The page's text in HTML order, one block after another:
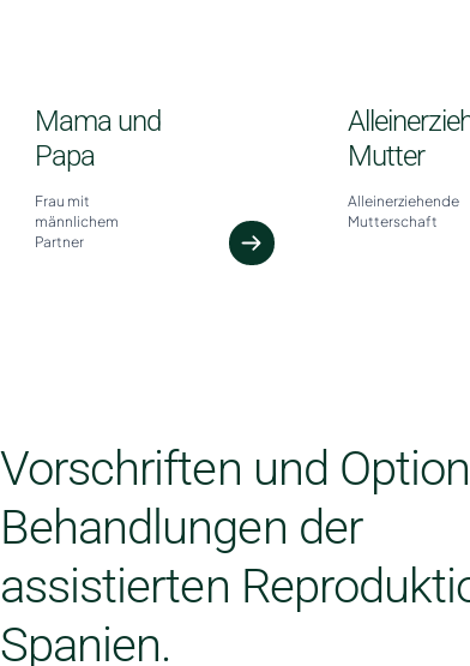
Mama und
Papa
Frau mit
männlichem
Partner
Mutter
Alleinerziehende
Mutterschaft
Vorschriften und
Behandlungen der
assistierten
Spanien.